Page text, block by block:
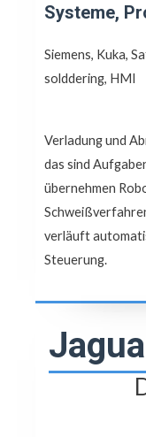
Systeme,
Siemens, Kuka,
solddering, HMI
Verladung und
das sind
übernehmen
verläuft
Steuerung.